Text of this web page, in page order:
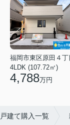
福岡市東区原田４丁
4LDK (107.72㎡)
4,788万円
建て購入一覧